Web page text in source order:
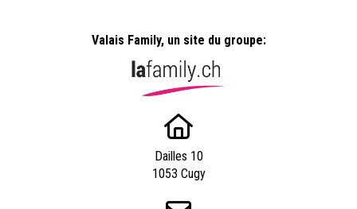
Valais Family, un site du groupe:
Dailles 10
1053 Cugy